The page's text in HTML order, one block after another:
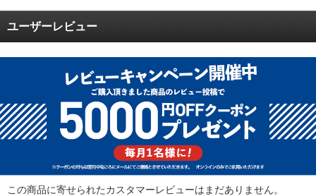
ユーザーレビュー
この商品に寄せられたカスタマーレビューはまだありません。